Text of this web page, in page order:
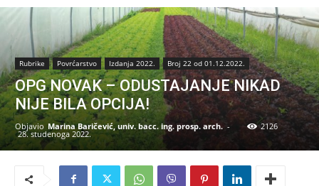
Rubrike Povrćarstvo Izdanja 2022. Broj 22 od 01.12.2022.
OPG NOVAK – ODUSTAJANJE NIKAD
NIJE BILA OPCIJA!
Objavio Marina Baričević, univ. bacc. ing. prosp. arch. -
28. studenoga 2022.
2126